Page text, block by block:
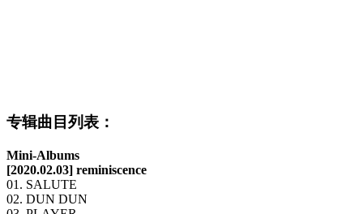
专辑曲目列表：
Mini-Albums
[2020.02.03] reminiscence
01. SALUTE
02. DUN DUN